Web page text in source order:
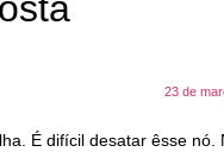
23 de
É difícil desatar êsse nó.